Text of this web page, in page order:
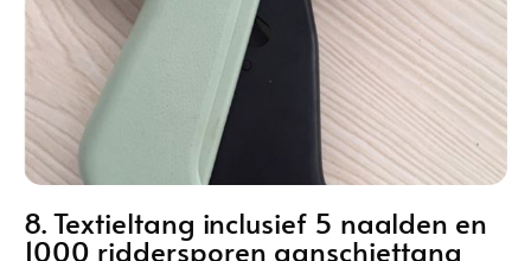
8. Textieltang inclusief 5 naalden en
1000 riddersporen aanschiettang